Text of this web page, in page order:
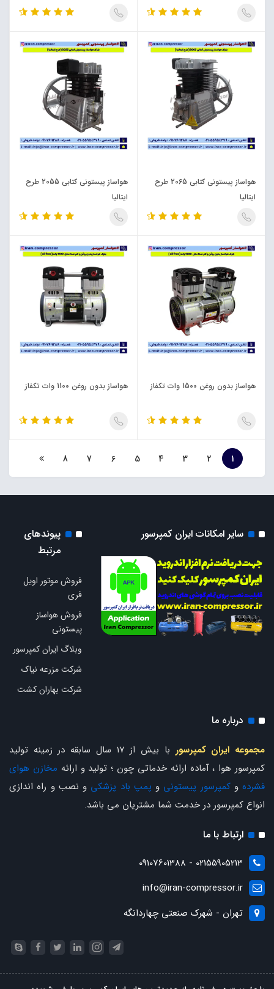
هواساز پیستونی کتابی 2065 طرح
ایتالیا
هواساز پیستونی کتابی 2055 طرح
ایتالیا
هواساز بدون روغن 1500 وات تکفاز هواساز بدون روغن 1100 وات تکفاز
1
2
3
4
5
6
7
8
سایر امکانات ایران کمپرسور
پیوندهای
مرتبط
فروش موتور اویل
فری
فروش هواساز
پیستونی
وبلاگ ایران کمپرسور
شرکت مزرعه نیاک
شرکت بهاران کشت
درباره ما
مجموعه ایران کمپرسور
با بیش از 17 سال سابقه در زمینه تولید
کمپرسور هوا ، آماده ارائه خدماتی چون ؛ تولید و ارائه مخازن هوای
فشرده وکمپرسور پیستونی و پمپ باد پزشکی و نصب و راه اندازی
انواع کمپرسور در خدمت شما مشتریان می باشد.
ارتباط با ما
02155905213 - 09107601388
info@iran-compressor.ir
تهران - شهرک صنعتی چهاردانگه